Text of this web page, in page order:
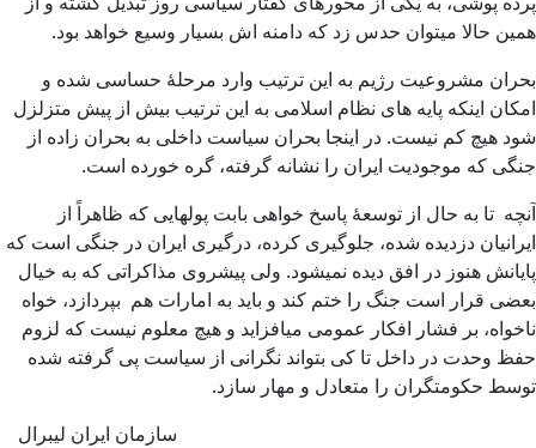
همین حالا میتوان حدس زد که دامنه اش بسیار وسیع خواهد بود.
بحران مشروعیت رژیم به این ترتیب وارد مرحلۀ حساسی شده و
امکان اینکه پایه های نظام اسلامی به این ترتیب بیش از پیش متزلزل
شود هیچ کم نیست. در اینجا بحران سیاست داخلی به بحران زاده از
جنگی که موجودیت ایران را نشانه گرفته، گره خورده است.
آنچه تا به حال از توسعۀ پاسخ خواهی بابت پولهایی که ظاهراً از
ایرانیان دزدیده شده، جلوگیری کرده، درگیری ایران در جنگی است که
پایانش هنوز در افق دیده نمیشود. ولی پیشروی مذاکراتی که به خیال
بعضی قرار است جنگ را ختم کند و باید به امارات هم بپردازد، خواه
ناخواه، بر فشار افکار عمومی میافزاید و هیچ معلوم نیست که لزوم
حفظ وحدت در داخل تا کی بتواند نگرانی از سیاست پی گرفته شده
توسط حکومتگران را متعادل و مهار سازد.
سازمان ایران لیبرال